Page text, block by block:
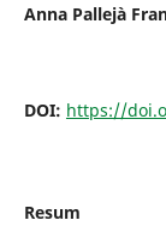
Anna Pallejà
DOI: https://
Resum